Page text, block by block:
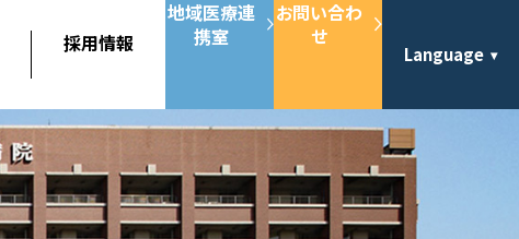
採用情報
地域医療連
携室
お問い合わ
せ
Language